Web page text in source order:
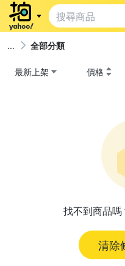
全部分類
最新上架 價格
找不到商品嗎
清除